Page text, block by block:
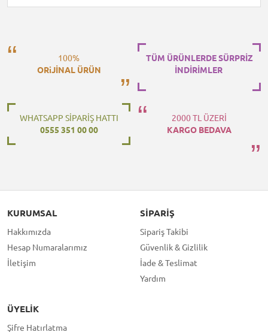
100%
ORiJİNAL ÜRÜN
TÜM ÜRÜNLERDE SÜRPRİZ
İNDİRİMLER
WHATSAPP SİPARİŞ HATTI
0555 351 00 00
2000 TL ÜZERİ
KARGO BEDAVA
KURUMSAL
Hakkımızda
Hesap Numaralarımız
İletişim
SIPARIŞ
Sipariş Takibi
Güvenlik & Gizlilik
İade & Teslimat
Yardım
ÜYELIK
Şifre Hatırlatma